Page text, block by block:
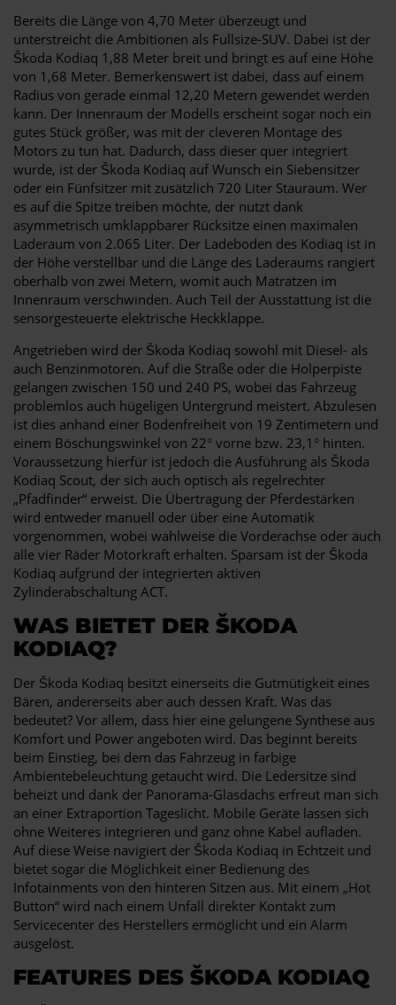
Bereits die Länge von 4,70 Meter überzeugt und
unterstreicht die Ambitionen als Fullsize-SUV. Dabei ist der
Škoda Kodiaq 1,88 Meter breit und bringt es auf eine Höhe
von 1,68 Meter. Bemerkenswert ist dabei, dass auf einem
Radius von gerade einmal 12,20 Metern gewendet werden
kann. Der Innenraum der Modells erscheint sogar noch ein
gutes Stück größer, was mit der cleveren Montage des
Motors zu tun hat. Dadurch, dass dieser quer integriert
wurde, ist der Škoda Kodiaq auf Wunsch ein Siebensitzer
oder ein Fünfsitzer mit zusätzlich 720 Liter Stauraum. Wer
es auf die Spitze treiben möchte, der nutzt dank
asymmetrisch umklappbarer Rücksitze einen maximalen
Laderaum von 2.065 Liter. Der Ladeboden des Kodiaq ist in
der Höhe verstellbar und die Länge des Laderaums rangiert
oberhalb von zwei Metern, womit auch Matratzen im
Innenraum verschwinden. Auch Teil der Ausstattung ist die
sensorgesteuerte elektrische Heckklappe.
Angetrieben wird der Škoda Kodiaq sowohl mit Diesel- als
auch Benzinmotoren. Auf die Straße oder die Holperpiste
gelangen zwischen 150 und 240 PS, wobei das Fahrzeug
problemlos auch hügeligen Untergrund meistert. Abzulesen
ist dies anhand einer Bodenfreiheit von 19 Zentimetern und
einem Böschungswinkel von 22° vorne bzw. 23,1° hinten.
Voraussetzung hierfür ist jedoch die Ausführung als Škoda
Kodiaq Scout, der sich auch optisch als regelrechter
„Pfadfinder“ erweist. Die Übertragung der Pferdestärken
wird entweder manuell oder über eine Automatik
vorgenommen, wobei wahlweise die Vorderachse oder auch
alle vier Räder Motorkraft erhalten. Sparsam ist der Škoda
Kodiaq aufgrund der integrierten aktiven
Zylinderabschaltung ACT.
WAS BIETET DER ŠKODA
KODIAQ?
Der Škoda Kodiaq besitzt einerseits die Gutmütigkeit eines
Bären, andererseits aber auch dessen Kraft. Was das
bedeutet? Vor allem, dass hier eine gelungene Synthese aus
Komfort und Power angeboten wird. Das beginnt bereits
beim Einstieg, bei dem das Fahrzeug in farbige
Ambientebeleuchtung getaucht wird. Die Ledersitze sind
beheizt und dank der Panorama-Glasdachs erfreut man sich
an einer Extraportion Tageslicht. Mobile Geräte lassen sich
ohne Weiteres integrieren und ganz ohne Kabel aufladen.
Auf diese Weise navigiert der Škoda Kodiaq in Echtzeit und
bietet sogar die Möglichkeit einer Bedienung des
Infotainments von den hinteren Sitzen aus. Mit einem „Hot
Button“ wird nach einem Unfall direkter Kontakt zum
Servicecenter des Herstellers ermöglicht und ein Alarm
ausgelöst.
FEATURES DES ŠKODA KODIAQ